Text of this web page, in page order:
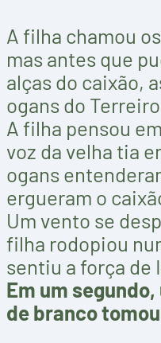
A filha chamou
mas antes que
alças do caixão,
ogans do
A filha pensou
voz da velha tia
ogans
ergueram o
Um vento se
filha rodopiou
sentiu a força de
Em um
de branco